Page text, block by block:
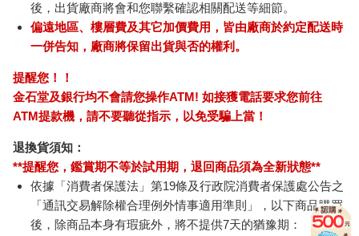
後，出貨廠商將會和您聯繫確認相關配送等細節。
偏遠地區、樓層費及其它加價費用，皆由廠商於約定配送時
一併告知，廠商將保留出貨與否的權利。
提醒您！！
金石堂及銀行均不會請您操作ATM! 如接獲電話要求您前往
ATM提款機，請不要聽從指示，以免受騙上當！
退換貨須知：
**提醒您，鑑賞期不等於試用期，退回商品須為全新狀態**
依據「消費者保護法」第19條及行政院消費者保護處公告之
「通訊交易解除權合理例外情事適用準則」，以下商品購買
後，除商品本身有瑕疵外，將不提供7天的猶豫期：